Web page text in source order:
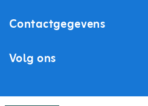
Contactgegevens
Volg ons